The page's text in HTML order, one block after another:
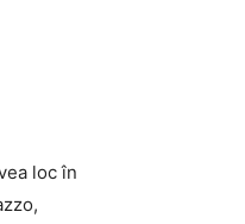
loc în